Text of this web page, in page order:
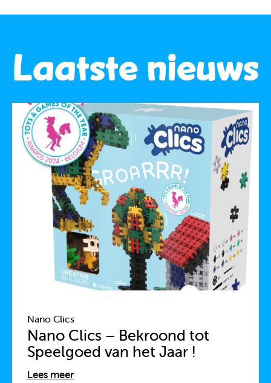
Laatste nieuws
Nano Clics
Nano Clics – Bekroond tot
Speelgoed van het Jaar !
Lees meer